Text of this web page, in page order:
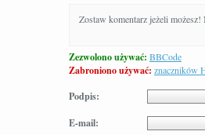
Zostaw komentarz jeżeli
Zezwolono używać: BBCode
Zabroniono używać: znaczników
Podpis:
E-mail: